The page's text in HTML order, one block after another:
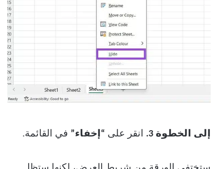
إلى الخطوة 3. انقر على “إخفاء” في القائمة.